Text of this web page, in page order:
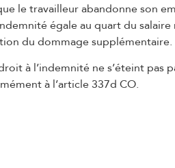
le travailleur abandonne son
égale au quart du
du dommage supplémentaire.
à l’indemnité ne s’éteint pas
à l’article 337d CO.